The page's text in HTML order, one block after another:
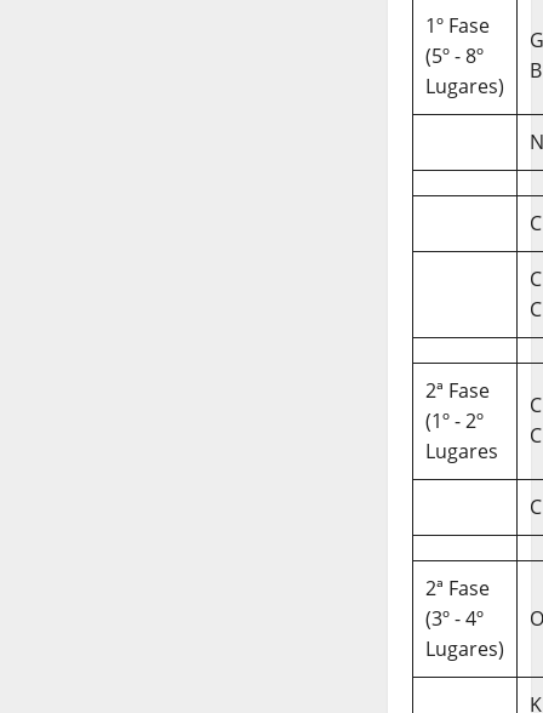
1º Fase
(5º - 8º
Lugares)
B
C
2ª Fase
(1º - 2º
Lugares
C
2ª Fase
(3º - 4º
Lugares)